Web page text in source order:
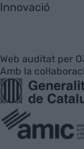
Innovació
Web auditat per
Amb la